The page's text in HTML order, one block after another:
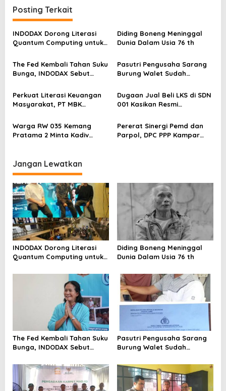
a
s
i
o
s
Posting Terkait
INDODAX Dorong Literasi
Quantum Computing untuk
Blockchain
Diding Boneng Meninggal
Dunia Dalam Usia 76 th
The Fed Kembali Tahan Suku
Bunga, INDODAX Sebut
Sentimen Pasar
Pasutri Pengusaha Sarang
Burung Walet Sudah
Pelapor Desak Polda Jambi
Segera Lakukan Penahanan
Perkuat Literasi Keuangan
Masyarakat, PT MBK
Karpet Masjid di Pakuhaji
Dugaan Jual Beli LKS di SDN
001 Kasikan Resmi
Kampar, Pemred – Pimum
Metroterkini.id Desak Usut
Kasus Ini
Warga RW 035 Kemang
Pratama 2 Minta Kadiv
Metro Bekasi Kota
Pererat Sinergi Pemd dan
Parpol, DPC PPP Kampar
Jangan Lewatkan
INDODAX Dorong Literasi
Quantum Computing untuk
Blockchain
Diding Boneng Meninggal
Dunia Dalam Usia 76 th
The Fed Kembali Tahan Suku
Bunga, INDODAX Sebut
Sentimen Pasar
Pasutri Pengusaha Sarang
Burung Walet Sudah
Pelapor Desak Polda Jambi
Segera Lakukan Penahanan